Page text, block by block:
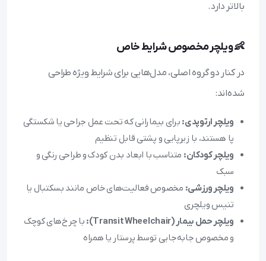
بالاتر دارد.
👶 ویلچر مخصوص شرایط خاص
در کنار دو گروه اصلی، مدل‌هایی برای شرایط ویژه طراحی
شده‌اند:
ویلچر ارتوپدی: برای بیمارانی که تحت عمل جراحی یا شکستگی
پا هستند، با زیرپایی و پشتی قابل تنظیم
ویلچر کودکان: متناسب با ابعاد بدن کودک و طراحی رنگی و
سبک
ویلچر ورزشی: مخصوص فعالیت‌های خاص مانند بسکتبال یا
تنیس ویلچری
ویلچر حمل بیمار (Transit Wheelchair):
با چرخ‌های کوچک
و مخصوص جابه‌جایی توسط پرستار یا همراه